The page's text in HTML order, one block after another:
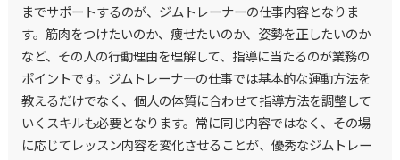
までサポートするのが、ジムトレーナーの仕事内容となりま
す。筋肉をつけたいのか、痩せたいのか、姿勢を正したいのか
など、その人の行動理由を理解して、指導に当たるのが業務の
ポイントです。ジムトレーナ―の仕事では基本的な運動方法を
教えるだけでなく、個人の体質に合わせて指導方法を調整して
いくスキルも必要となります。常に同じ内容ではなく、その場
に応じてレッスン内容を変化させることが、優秀なジムトレー